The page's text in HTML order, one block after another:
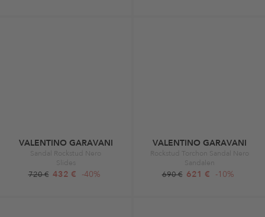
VALENTINO GARAVANI
Sandal Rockstud Nero
Slides
720 € 432 € -40%
VALENTINO GARAVANI
Rockstud Torchon Sandal Nero
Sandalen
690 € 621 € -10%